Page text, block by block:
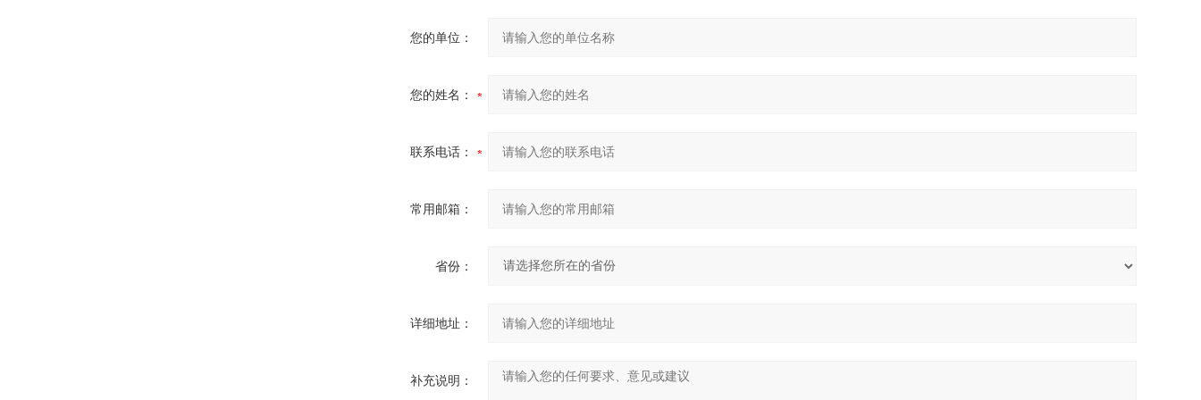
您的单位：
您的姓名：
联系电话：
常用邮箱：
省份：
详细地址：
补充说明：